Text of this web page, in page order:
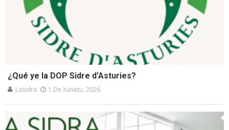
¿Qué ye la DOP Sidre d’Asturies?
Lasidra 1 De Xunetu, 2026